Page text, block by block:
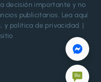
decisión importante y no
publicitarios. Lea aquí
, y política de privacidad. |